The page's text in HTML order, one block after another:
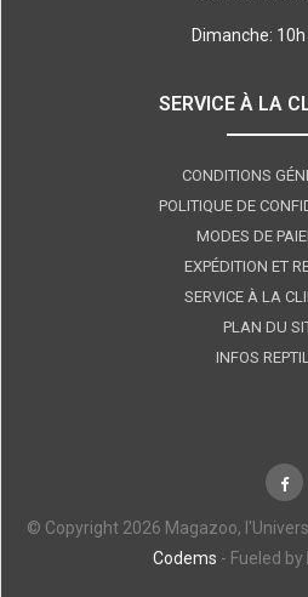
Dimanche: 10h
SERVICE À LA
CONDITIONS
POLITIQUE DE
MODES DE
EXPÉDITION ET
SERVICE À LA
PLAN DU
INFOS
© Copyright 2026 Magazoo,
Codems - Fueled by